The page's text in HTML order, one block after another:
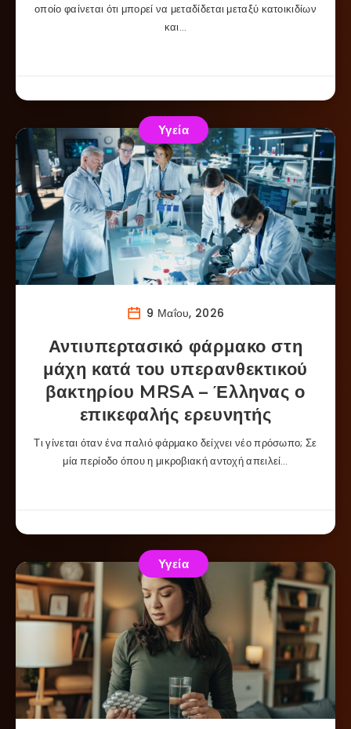
οποίο φαίνεται ότι μπορεί να μεταδίδεται μεταξύ κατοικιδίων
και…
Υγεία
9 Μαΐου, 2026
Αντιυπερτασικό φάρμακο στη
μάχη κατά του υπερανθεκτικού
βακτηρίου MRSA – Έλληνας ο
επικεφαλής ερευνητής
Τι γίνεται όταν ένα παλιό φάρμακο δείχνει νέο πρόσωπο; Σε
μία περίοδο όπου η μικροβιακή αντοχή απειλεί…
Υγεία